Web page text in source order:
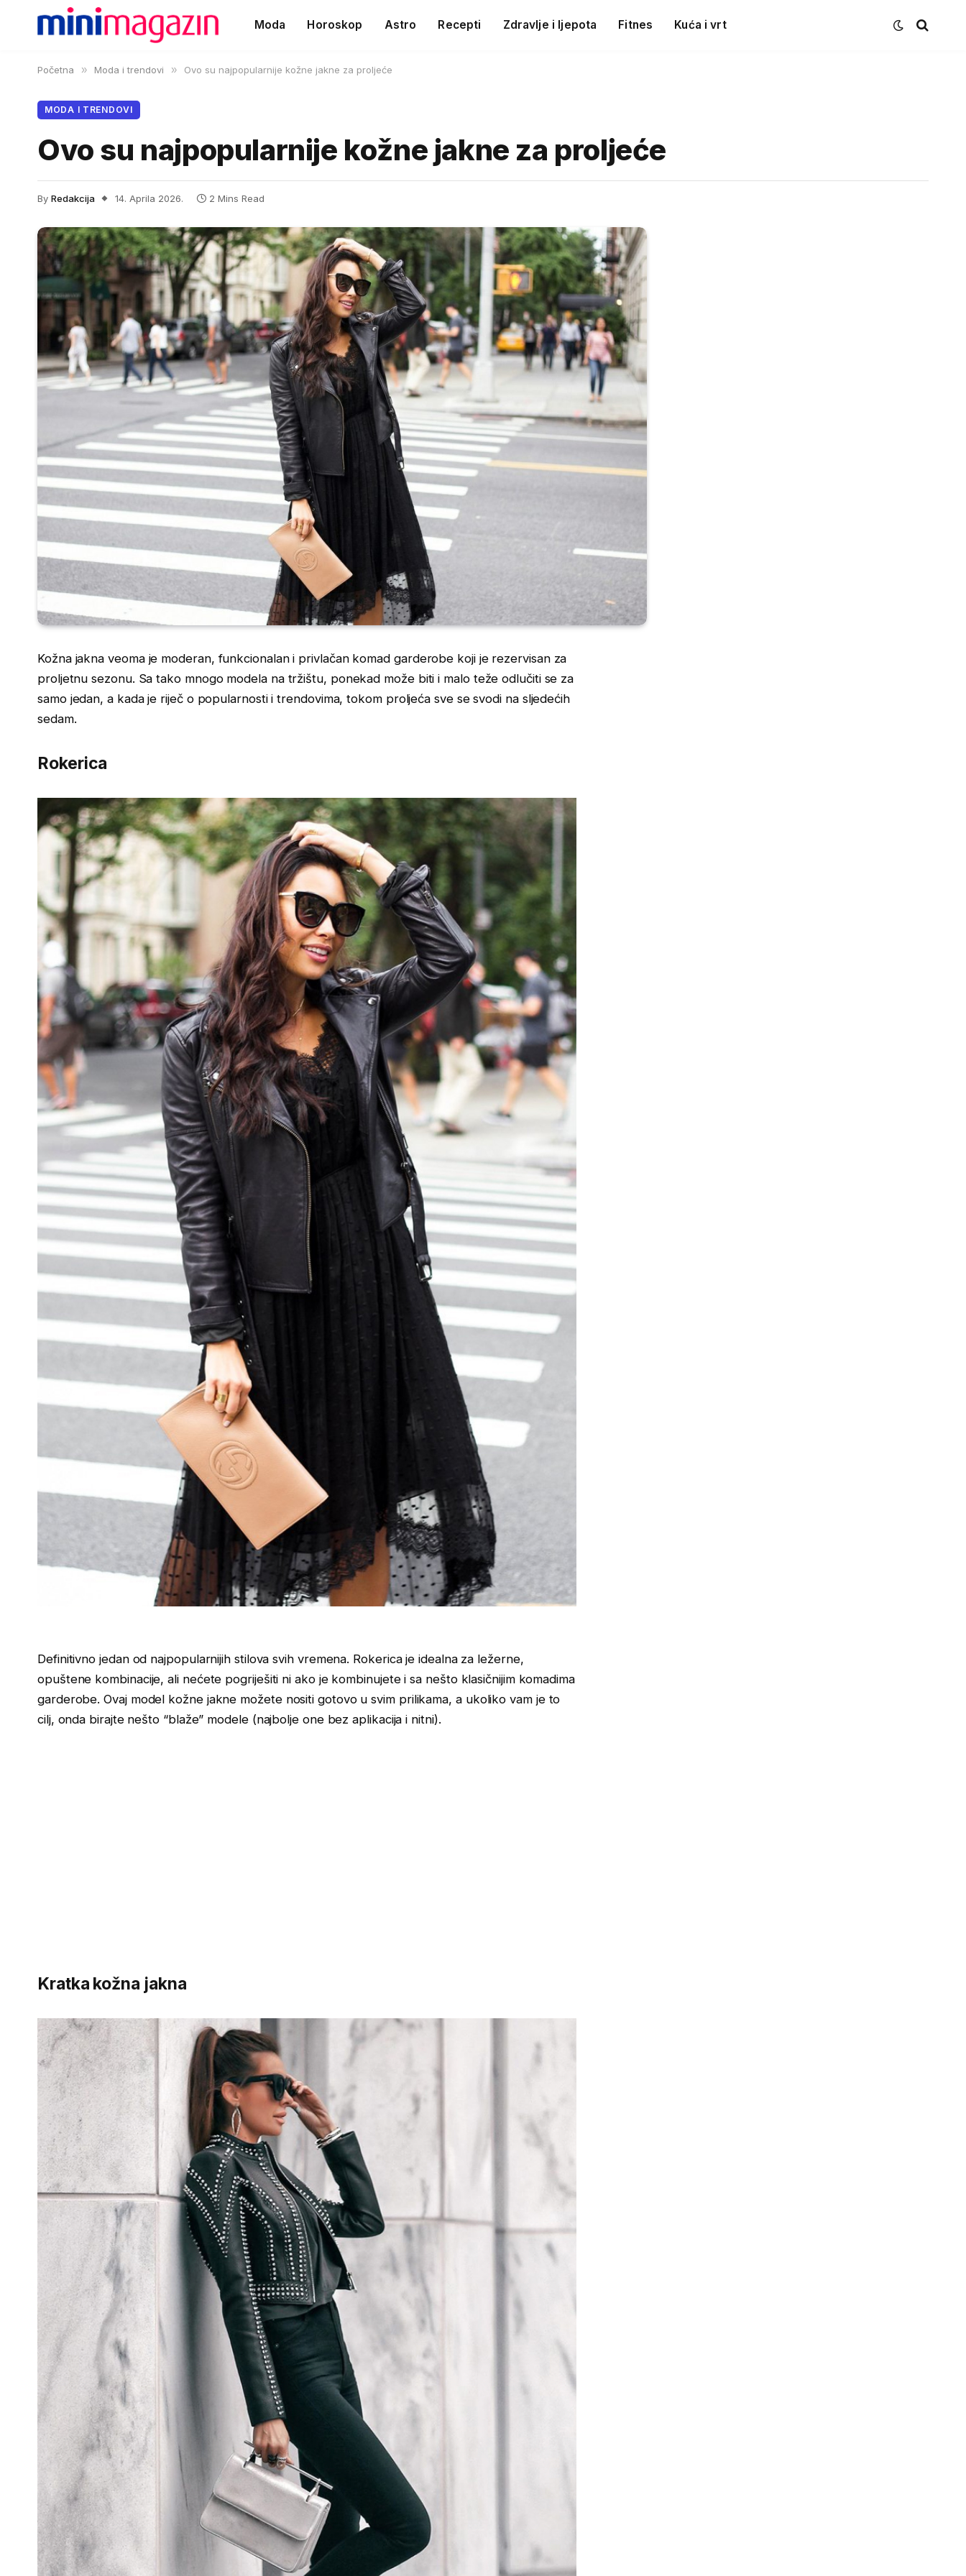
Moda Horoskop Astro Recepti Zdravlje i ljepota Fitnes Kuća i vrt
Početna » Moda i trendovi » Ovo su najpopularnije kožne jakne za proljeće
MODA I TRENDOVI
Ovo su najpopularnije kožne jakne za proljeće
By Redakcija 14. Aprila 2026. 2 Mins Read
Kožna jakna veoma je moderan, funkcionalan i privlačan komad garderobe koji je rezervisan za
proljetnu sezonu. Sa tako mnogo modela na tržištu, ponekad može biti i malo teže odlučiti se za
samo jedan, a kada je riječ o popularnosti i trendovima, tokom proljeća sve se svodi na sljedećih
sedam.
Rokerica
Definitivno jedan od najpopularnijih stilova svih vremena. Rokerica je idealna za ležerne,
opuštene kombinacije, ali nećete pogriješiti ni ako je kombinujete i sa nešto klasičnijim komadima
garderobe. Ovaj model kožne jakne možete nositi gotovo u svim prilikama, a ukoliko vam je to
cilj, onda birajte nešto “blaže” modele (najbolje one bez aplikacija i nitni).
Kratka kožna jakna